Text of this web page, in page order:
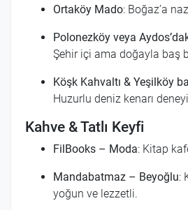
Ortaköy Mado: Boğaz’a
Polonezköy veya
Şehir içi ama doğayla baş
Köşk Kahvaltı & Yeşilköy
Huzurlu deniz kenarı
Kahve & Tatlı Keyfi
FilBooks – Moda: Kitap
Mandabatmaz – Beyoğlu:
yoğun ve lezzetli.